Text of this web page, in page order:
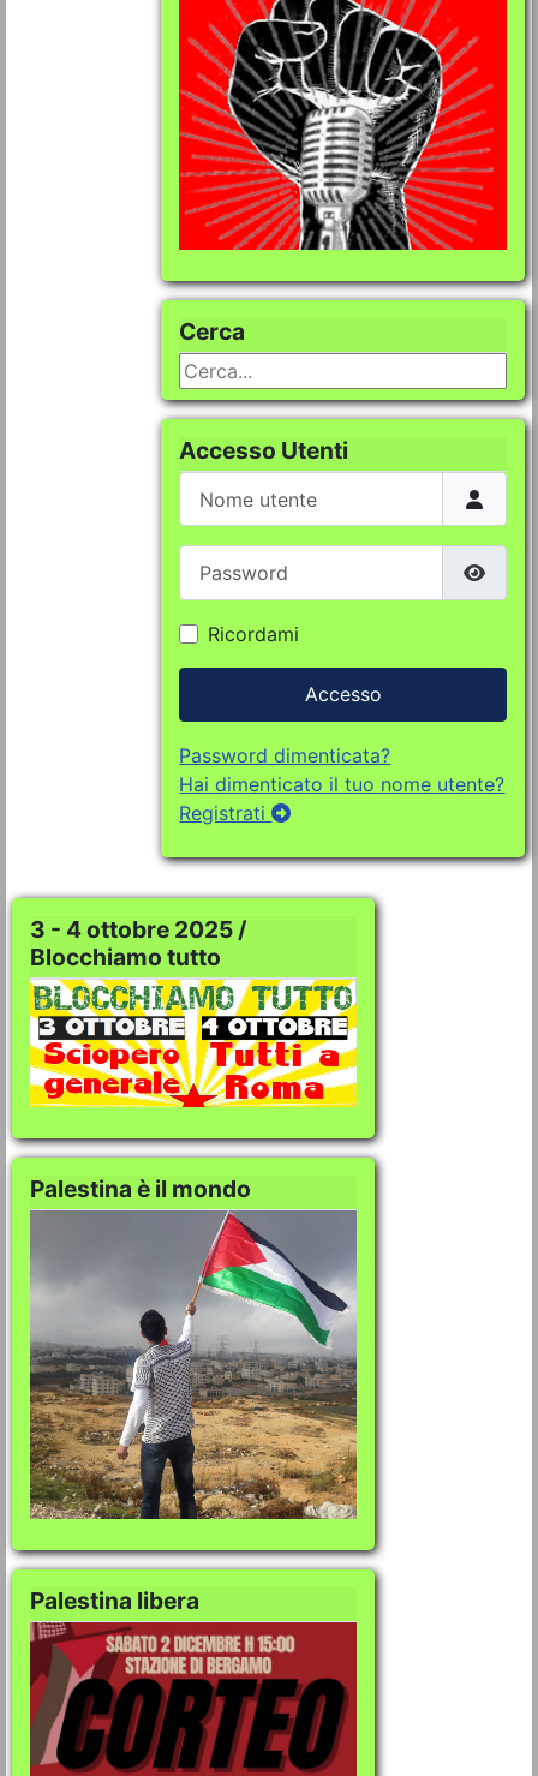
3 - 4 ottobre 2025 /
Blocchiamo tutto
Palestina è il mondo
Palestina libera
Cerca
Cerca...
Accesso Utenti
Ricordami
Accesso
Password dimenticata?
Hai dimenticato il tuo nome utente?
Registrati